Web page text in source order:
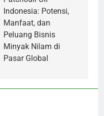
Indonesia: Potensi,
Manfaat, dan
Peluang Bisnis
Minyak Nilam di
Pasar Global